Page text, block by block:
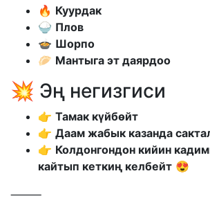
🔥 Куурдак
🍚 Плов
🍲 Шорпо
🥟 Мантыга эт даярдоо
💥 Эң негизгиси
👉 Тамак күйбөйт
👉 Даам жабык казанда
👉 Колдонгондон кийин
кайтып кеткиң келбейт 😍
⸻